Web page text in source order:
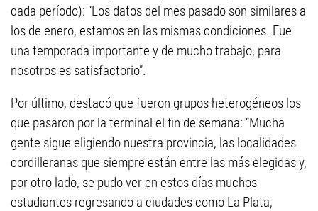
cada período): “Los datos del mes pasado son similares a
los de enero, estamos en las mismas condiciones. Fue
una temporada importante y de mucho trabajo, para
nosotros es satisfactorio”.
Por último, destacó que fueron grupos heterogéneos los
que pasaron por la terminal el fin de semana: “Mucha
gente sigue eligiendo nuestra provincia, las localidades
cordilleranas que siempre están entre las más elegidas y,
por otro lado, se pudo ver en estos días muchos
estudiantes regresando a ciudades como La Plata,